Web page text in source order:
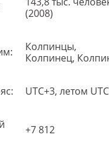
(2008)
Колпинцы,
Колпинец,
UTC+3, летом
+7 812